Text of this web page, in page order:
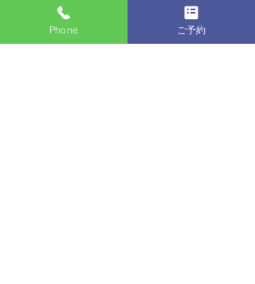
Phone ご予約